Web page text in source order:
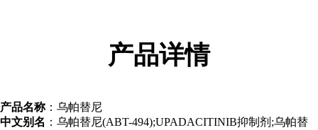
产品详情
产品名称：乌帕替尼
中文别名 ：乌帕替尼(ABT-494);UPADACITINIB抑制剂;乌帕替